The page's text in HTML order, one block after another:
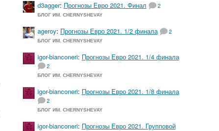
d3agger: Прогнозы Евро 2021. Финал 2
БЛОГ ИМ. CHERNYSHEVAY
ageroy: Прогнозы Евро 2021. 1/2 финала 2
БЛОГ ИМ. CHERNYSHEVAY
igor-bianconeri: Прогнозы Евро 2021. 1/4 финала
2
БЛОГ ИМ. CHERNYSHEVAY
igor-bianconeri: Прогнозы Евро 2021. 1/8 финала
2
БЛОГ ИМ. CHERNYSHEVAY
igor-bianconeri: Прогнозы Евро 2021. Групповой